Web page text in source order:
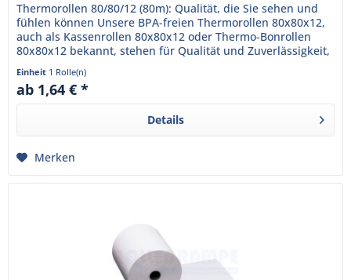
Thermorollen 80/80/12 (80m): Qualität, die Sie sehen und
fühlen können Unsere BPA-freien Thermorollen 80x80x12,
auch als Kassenrollen 80x80x12 oder Thermo-Bonrollen
80x80x12 bekannt, stehen für Qualität und Zuverlässigkeit,
die Ihr...
Einheit 1 Rolle(n)
ab 1,64 € *
Details
Merken